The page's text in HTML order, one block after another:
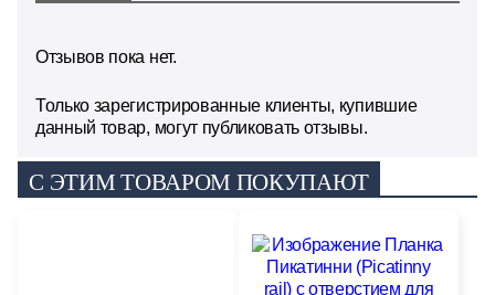
Отзывов пока нет.
Только зарегистрированные клиенты, купившие
данный товар, могут публиковать отзывы.
С ЭТИМ ТОВАРОМ ПОКУПАЮТ